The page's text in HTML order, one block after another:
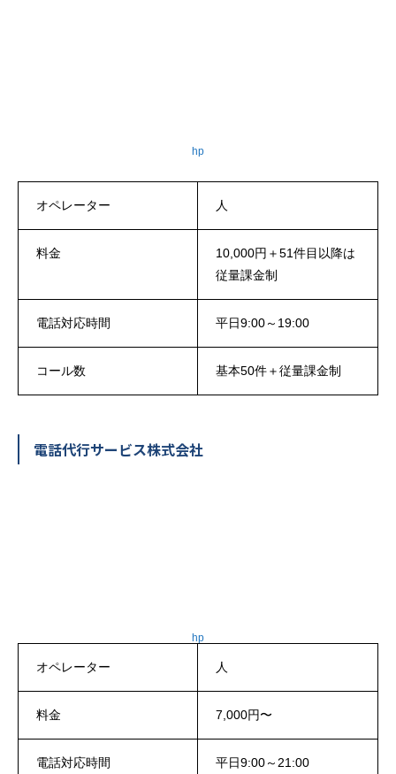
hp
オペレーター 人
料金
10,000円＋51件目以降は
従量課金制
電話対応時間 平日9:00～19:00
コール数 基本50件＋従量課金制
電話代行サービス株式会社
hp
オペレーター 人
料金 7,000円〜
電話対応時間 平日9:00～21:00